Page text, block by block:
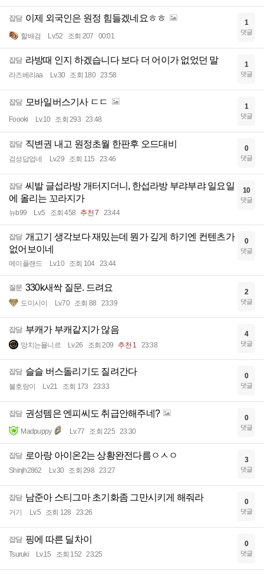
잡담 이제 외국인은 원정 힘들겠네요ㅎㅎ
할배검 Lv.52 조회 207 00:01
1
댓글
잡담 라방때 인지 하겠습니다 보다 더 어이가 없었던 말
라즈베리aa Lv.30 조회 180 23:58
1
댓글
잡담 모바일버스기사 ㄷㄷ
Foooki Lv.10 조회 293 23:48
1
댓글
잡담 직변권 내고 원정초월 한판후 오드대비
검성답업네 Lv.29 조회 115 23:46
0
댓글
잡담 씨발 글섭라방 개터지더니, 한섭라방 부랴부랴 일요일
에 올리는 꼬라지가
뉴b99 Lv.5 조회 458 추천 7 23:44
10
댓글
잡담 개고기 생각보다 재밌는데 뭔가 깊게 하기엔 컨텐츠가
없어보이네
메이플랜드 Lv.10 조회 104 23:44
0
댓글
질문 330k새싹 질문. 드려요
도미시이 Lv.70 조회 88 23:39
2
댓글
잡담 부캐가 부캐같지가 않음
망치는묠니르 Lv.26 조회 209 추천 1 23:38
4
댓글
잡담 슬슬 버스돌리기도 질려간다
불호랑이 Lv.21 조회 173 23:33
0
댓글
잡담 권성템은 엔피씨도 취급안해주네?
Madpuppy Lv.77 조회 225 23:30
0
댓글
잡담 로아랑 아이온2는 상황완전다름ㅇㅅㅇ
Shinjh2862 Lv.30 조회 298 23:27
3
댓글
잡담 남준아 스티그마 초기화좀 그만시키게 해줘라
거기 Lv.5 조회 128 23:26
0
댓글
잡담 핑에 따른 딜차이
Tsuruki Lv.15 조회 152 23:25
0
댓글